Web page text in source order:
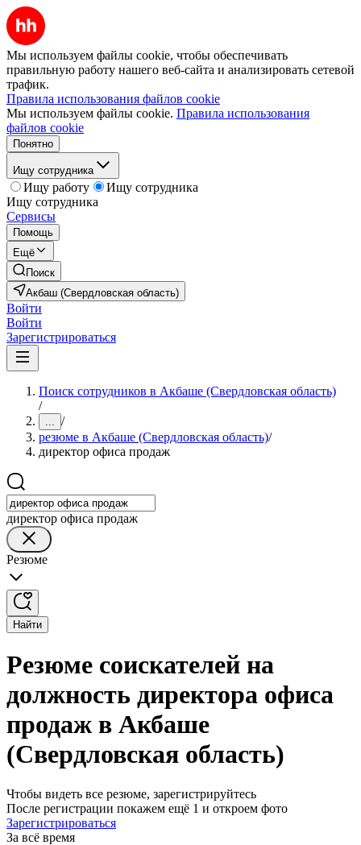
Мы используем файлы cookie, чтобы обеспечивать
правильную работу нашего веб-сайта и анализировать сетевой
трафик.
Правила использования файлов cookie
Мы используем файлы cookie. Правила использования
файлов cookie
Понятно
Ищу сотрудника
Ищу работу
Ищу сотрудника
Ищу сотрудника
Сервисы
Помощь
Ещё
Поиск
Акбаш (Свердловская область)
Войти
Войти
Зарегистрироваться
Поиск сотрудников в Акбаше (Свердловская область)
/
... /
резюме в Акбаше (Свердловская область)/
директор офиса продаж
директор офиса продаж
Резюме
Найти
Резюме соискателей на
должность директора офиса
продаж в Акбаше
(Свердловская область)
Чтобы видеть все резюме, зарегистрируйтесь
После регистрации покажем ещё 1 и откроем фото
Зарегистрироваться
За всё время